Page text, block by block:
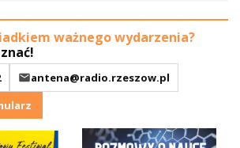
ważnego wydarzenia?
antena@radio.rzeszow.pl